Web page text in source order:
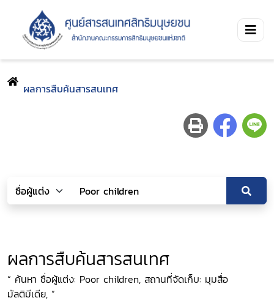
ผลการสืบค้นสารสนเทศ
ผลการสืบค้นสารสนเทศ
“ ค้นหา ชื่อผู้แต่ง: Poor children, สถานที่จัดเก็บ: มุมสื่อ
มัลติมีเดีย, ”